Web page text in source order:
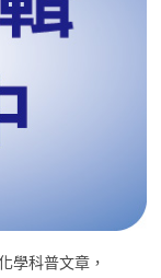
學科普文章，